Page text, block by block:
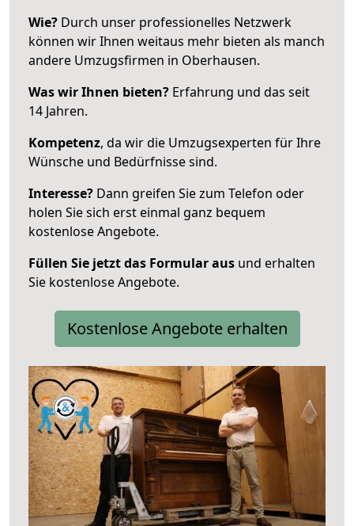
Wie? Durch unser professionelles Netzwerk
können wir Ihnen weitaus mehr bieten als manch
andere Umzugsfirmen in Oberhausen.
Was wir Ihnen bieten? Erfahrung und das seit
14 Jahren.
Kompetenz, da wir die Umzugsexperten für Ihre
Wünsche und Bedürfnisse sind.
Interesse? Dann greifen Sie zum Telefon oder
holen Sie sich erst einmal ganz bequem
kostenlose Angebote.
Füllen Sie jetzt das Formular aus und erhalten
Sie kostenlose Angebote.
Kostenlose Angebote erhalten